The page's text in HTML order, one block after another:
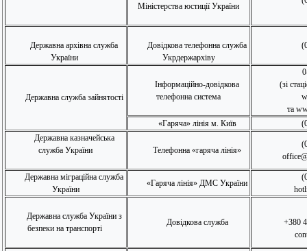
Міністерства юстиції України
Державна архівна служба
України
Довідкова телефонна служба
Укрдержархіву
Державна служба зайнятості
Інформаційно-довідкова
телефонна система
(зі
та
«Гаряча» лінія м. Київ
Державна казначейська
служба України
Телефонна «гаряча лінія»
Державна міграційна служба
України
«Гаряча лінія» ДМС України
Державна служба України з
безпеки на транспорті
Довідкова служба
+380